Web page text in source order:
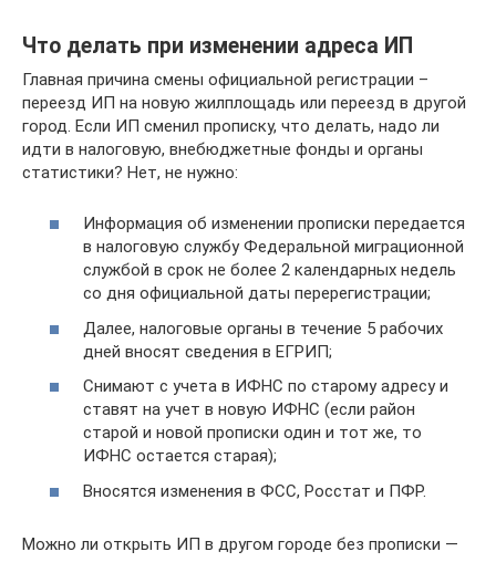
Что делать при изменении адреса ИП
Главная причина смены официальной регистрации –
переезд ИП на новую жилплощадь или переезд в другой
город. Если ИП сменил прописку, что делать, надо ли
идти в налоговую, внебюджетные фонды и органы
статистики? Нет, не нужно:
Информация об изменении прописки передается
в налоговую службу Федеральной миграционной
службой в срок не более 2 календарных недель
со дня официальной даты перерегистрации;
Далее, налоговые органы в течение 5 рабочих
дней вносят сведения в ЕГРИП;
Снимают с учета в ИФНС по старому адресу и
ставят на учет в новую ИФНС (если район
старой и новой прописки один и тот же, то
ИФНС остается старая);
Вносятся изменения в ФСС, Росстат и ПФР.
Можно ли открыть ИП в другом городе без прописки —